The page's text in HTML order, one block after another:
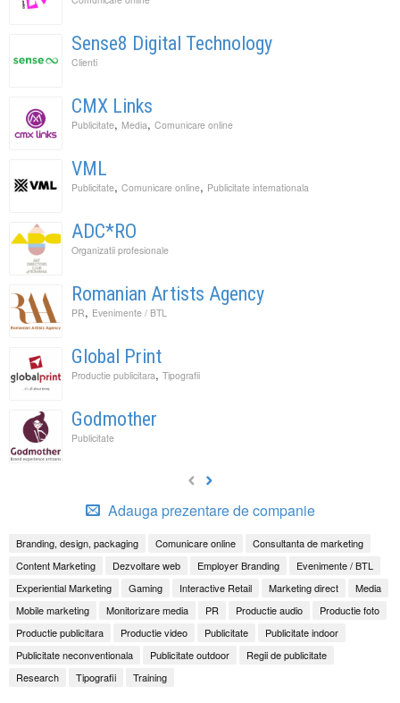
Sense8 Digital Technology
Clienti
CMX Links
Publicitate, Media, Comunicare online
VML
Publicitate, Comunicare online, Publicitate internationala
ADC*RO
Organizatii profesionale
Romanian Artists Agency
PR, Evenimente / BTL
Global Print
Productie publicitara, Tipografii
Godmother
Publicitate
Adauga prezentare de companie
Branding, design, packaging Comunicare online
Consultanta de marketing
Content Marketing
Dezvoltare web Employer Branding
Evenimente / BTL
Experiential Marketing
Gaming Interactive Retail Marketing direct
Media
Mobile marketing
Monitorizare media PR Productie audio
Productie foto
Productie publicitara
Productie video Publicitate
Publicitate indoor
Publicitate neconventionala
Publicitate outdoor
Regii de publicitate
Research
Tipografii Training